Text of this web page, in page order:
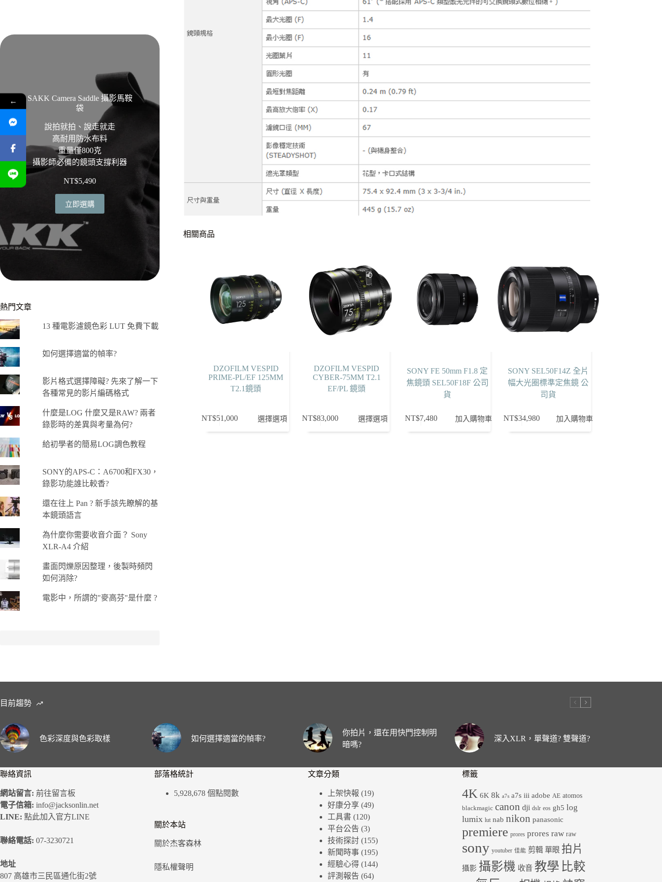
相關商品
DZOFILM VESPID
PRIME-PL/EF 125MM
T2.1鏡頭
NT$51,000 選擇選項
DZOFILM VESPID
CYBER-75MM T2.1
EF/PL 鏡頭
NT$83,000 選擇選項
SONY FE 50mm F1.8 定
焦鏡頭 SEL50F18F 公司
貨
NT$7,480 加入購物車
SONY SEL50F14Z 全片
幅大光圈標準定焦鏡 公
司貨
NT$34,980 加入購物車
SAKK Camera Saddle 攝影馬鞍
袋
說拍就拍、說走就走
高耐用防水布料
重量僅800克
攝影師必備的鏡頭支撐利器
NT$5,490
立即選購
熱門文章
13 種電影濾鏡色彩 LUT 免費下載
如何選擇適當的幀率?
影片格式選擇障礙? 先來了解一下
各種常見的影片編碼格式
什麼是LOG 什麼又是RAW? 兩者
錄影時的差異與考量為何?
給初學者的簡易LOG調色教程
SONY的APS-C：A6700和FX30，
錄影功能誰比較香?
還在往上 Pan ? 新手該先瞭解的基
本鏡頭語言
為什麼你需要收音介面？ Sony
XLR-A4 介紹
畫面閃爍原因整理，後製時頻閃
如何消除?
電影中，所謂的"麥高芬"是什麼 ?
目前趨勢
色彩深度與色彩取樣 如何選擇適當的幀率?
你拍片，還在用快門控制明
暗嗎?
深入XLR，單聲道? 雙聲道?
聯絡資訊
網站留言: 前往留言板
電子信箱: info@jacksonlin.net
LINE: 點此加入官方LINE
聯絡電話: 07-3230721
地址
807 高雄市三民區通化街2號
部落格統計
5,928,678 個點閱數
關於本站
關於杰客森林
隱私權聲明
文章分類
上架快報 (19)
好康分享 (49)
工具書 (120)
平台公告 (3)
技術探討 (155)
新聞時事 (195)
經驗心得 (144)
評測報告 (64)
標籤
4K 6K 8k a7s a7s iii adobe AE atomos
blackmagic canon dji dslr eos gh5 log
lumix lut nab nikon panasonic
premiere prores prores raw raw
sony youtuber 佳能 剪輯 單眼 拍片
攝影 攝影機 收音 教學 比較
←